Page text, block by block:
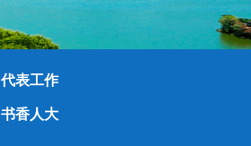
代表工作
书香人大